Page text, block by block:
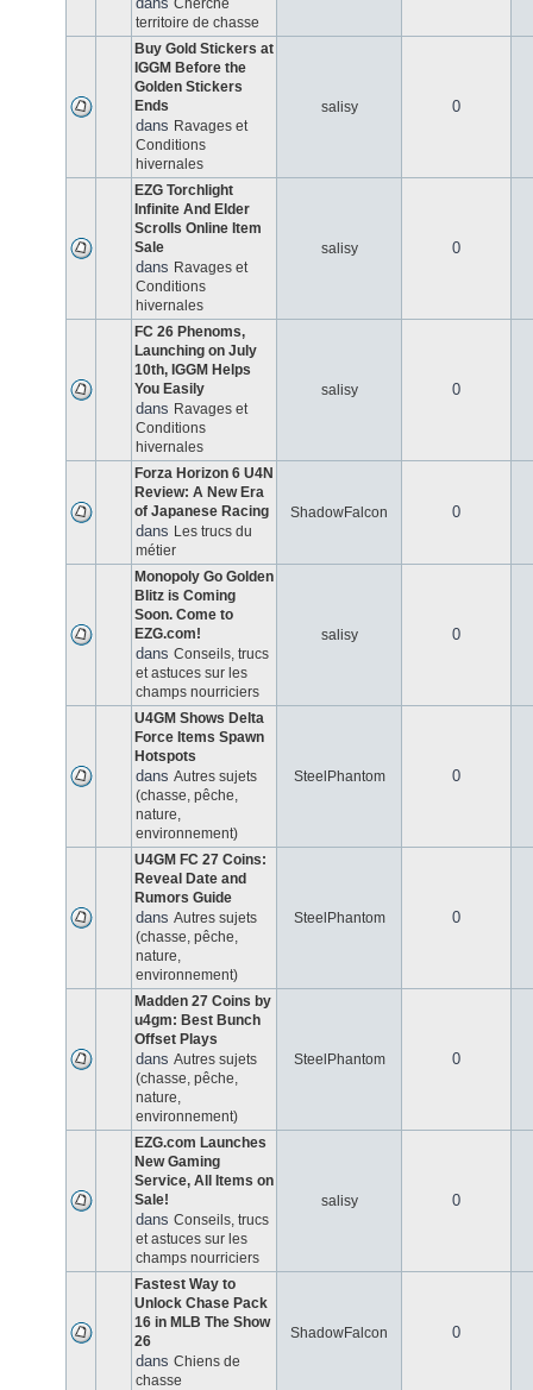
Cherche
territoire de chasse
Buy Gold Stickers at
IGGM Before the
Golden Stickers
Ends
dans Ravages et
Conditions
hivernales
salisy 0
EZG Torchlight
Infinite And Elder
Scrolls Online Item
Sale
dans Ravages et
Conditions
hivernales
salisy 0
FC 26 Phenoms,
Launching on July
10th, IGGM Helps
You Easily
dans Ravages et
Conditions
hivernales
salisy 0
Forza Horizon 6 U4N
Review: A New Era
of Japanese Racing
dans Les trucs du
métier
ShadowFalcon 0
Monopoly Go Golden
Blitz is Coming
Soon. Come to
EZG.com!
dans Conseils, trucs
et astuces sur les
champs nourriciers
salisy 0
U4GM Shows Delta
Force Items Spawn
Hotspots
dans Autres sujets
(chasse, pêche,
nature,
environnement)
SteelPhantom 0
U4GM FC 27 Coins:
Reveal Date and
Rumors Guide
dans Autres sujets
(chasse, pêche,
nature,
environnement)
SteelPhantom 0
Madden 27 Coins by
u4gm: Best Bunch
Offset Plays
dans Autres sujets
(chasse, pêche,
nature,
environnement)
SteelPhantom 0
EZG.com Launches
New Gaming
Service, All Items on
Sale!
dans Conseils, trucs
et astuces sur les
champs nourriciers
salisy 0
Fastest Way to
Unlock Chase Pack
16 in MLB The Show
26
dans Chiens de
chasse
ShadowFalcon 0